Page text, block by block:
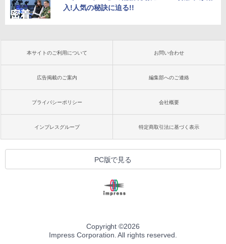
入!人気の秘訣に迫る!!
本サイトのご利用について お問い合わせ
広告掲載のご案内 編集部へのご連絡
プライバシーポリシー 会社概要
インプレスグループ 特定商取引法に基づく表示
PC版で見る
Copyright ©2026
Impress Corporation. All rights reserved.